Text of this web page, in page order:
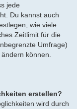
jede
Du kannst auch
wie viele
Zeitlimit für die
Umfrage)
können.
erstellen?
wird durch